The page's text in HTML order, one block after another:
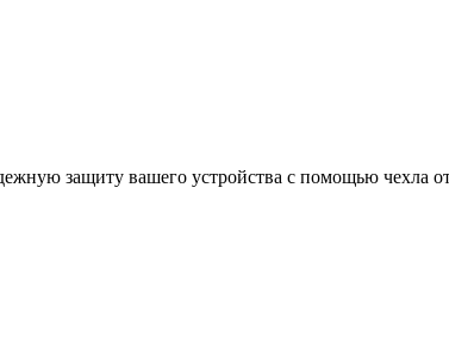
защиту вашего устройства с помощью чехла